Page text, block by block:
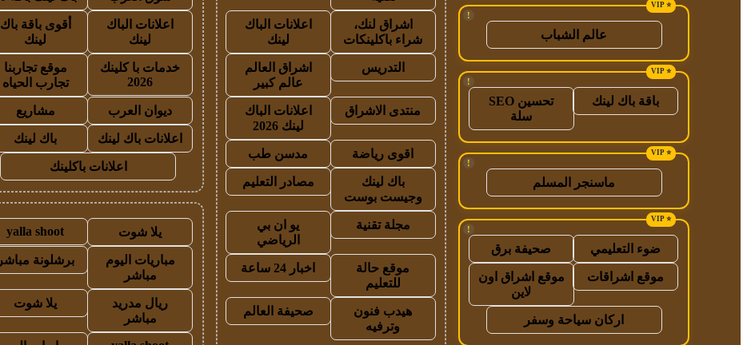
!
عالم الشباب
!
باقة باك لينك
تحسين SEO
سلة
!
ماسنجر المسلم
!
ضوء التعليمي صحيفة برق
موقع اشراقات
موقع اشراق اون
لاين
اركان سياحة وسفر
اشراق لنك،
شراء باكلينكات
اعلانات الباك
لينك
التدريس
اشراق العالم
عالم كبير
منتدى الاشراق
اعلانات الباك
لينك 2026
اقوى رياضة مدسن طب
باك لينك
وجيست بوست
مصادر التعليم
مجلة تقنية
يو ان بي
الرياضي
موقع حالة
للتعليم
اخبار 24 ساعة
هيدب فنون
وترفيه
صحيفة العالم
اعلانات الباك
لينك
أقوى باقة باك
لينك
خدمات با كلينك
2026
موقع تجاربنا
تجارب الحياه
ديوان العرب مشاريع
اعلانات باك لينك باك لينك
اعلانات باكلينك
يلا شوت yalla shoot
مباريات اليوم
مباشر
برشلونة مباشر
ريال مدريد
مباشر
يلا شوت